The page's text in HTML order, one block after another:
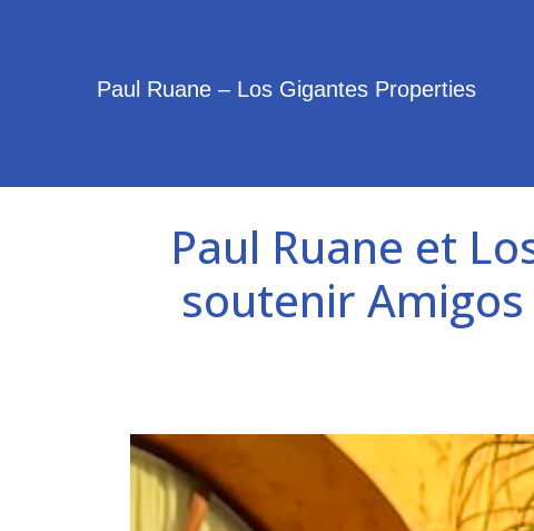
Paul Ruane – Los Gigantes Properties
Paul Ruane et
soutenir